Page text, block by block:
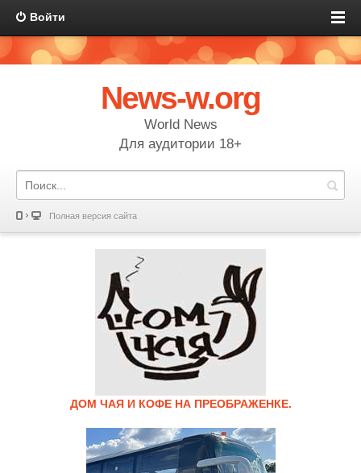
Войти
News-w.org
World News
Для аудитории 18+
Полная версия сайта
ДОМ ЧАЯ И КОФЕ НА ПРЕОБРАЖЕНКЕ.